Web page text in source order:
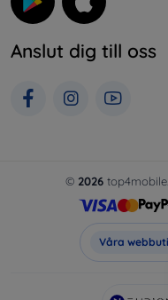
Anslut dig till oss
© 2026
Våra